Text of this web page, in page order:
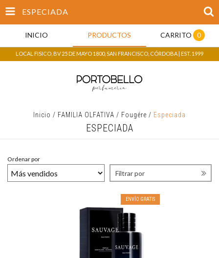
ESPECIADA
INICIO PRODUCTOS CARRITO 0
LOCAL FISICO, BV 25 DE MAYO 1800, SAN FRANCISCO, CÓRDOBA | EST. 1999
Inicio / FAMILIA OLFATIVA / Fougére / Especiada
ESPECIADA
Ordenar por
Filtrar por
ENVÍO GRATIS